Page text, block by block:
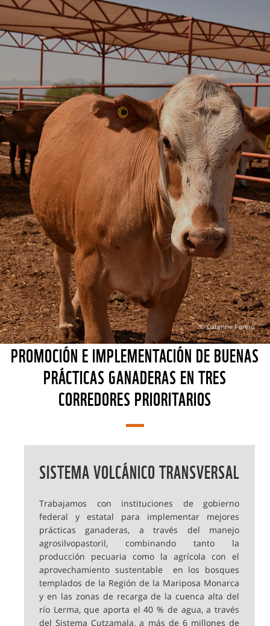
© Caterine Forero
PROMOCIÓN E IMPLEMENTACIÓN DE BUENAS
PRÁCTICAS GANADERAS EN TRES
CORREDORES PRIORITARIOS
SISTEMA VOLCÁNICO TRANSVERSAL
Trabajamos con instituciones de gobierno
federal y estatal para implementar mejores
prácticas ganaderas, a través del manejo
agrosilvopastoril, combinando tanto la
producción pecuaria como la agrícola con el
aprovechamiento sustentable en los bosques
templados de la Región de la Mariposa Monarca
y en las zonas de recarga de la cuenca alta del
río Lerma, que aporta el 40 % de agua, a través
del Sistema Cutzamala, a más de 6 millones de